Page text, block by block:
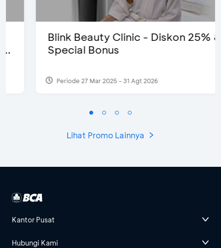
Blink Beauty Clinic - Diskon 25% &
Special Bonus
Periode 27 Mar 2025 - 31 Agt 2026
Lihat Promo Lainnya
Kantor Pusat
Hubungi Kami